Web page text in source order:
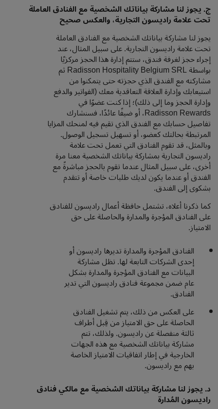
ج. يجوز لنا مشاركة بياناتك الشخصية مع الفنادق العاملة
تحت علامة راديسون التجارية، والعكس صحيح
يجوز لنا مشاركة بياناتك الشخصية مع الفنادق العاملة
تحت علامة راديسون التجارية. على سبيل المثال، عند
إجراء حجز لغرفة فندق، ستتم إدارة هذا الحجز مركزيًا
بواسطة Radisson Hospitality Belgium SRL ثم
مشاركته مع الفندق الذي حجزته حتى يتمكنوا من
استيعابك وإدارة العلاقة التعاقدية معك (الفواتير والدفع
وإدارة الحجز وما إلى ذلك)؛ إذا كنت عضوًا في
Radisson Rewards، أو ضيفًا عائدًا، فسنشارك
تفاصيل حسابك مع الفندق الذي تقيم فيه لمنحك المزايا
المرتبطة بحالتك كعضو، أو تسهيل تسجيل الوصول.
وبالمثل، قد تقوم الفنادق التي تعمل تحت علامة
راديسون التجارية بمشاركة بياناتك الشخصية معنا مرة
أخرى، على سبيل المثال عندما تقوم بالحجز مباشرةً مع
الفندق أو عندما يكون لديك طلبات خاصة أو تتقدم
بشكوى إلى الفندق.
كما ذكرنا أعلاه، تشتمل حافظة أعمال راديسون للفنادق
على الفنادق المؤجرة والمدارة والحاصلة على حق
الامتياز.
الفنادق المؤجرة والمدارة تديرها راديسون أو
إحدى الشركات التابعة لها. تظل مشاركة
البيانات مع الفنادق المؤجرة والمدارة بشكل
عام ضمن مجموعة فنادق راديسون التي تدير
الفنادق.
على العكس من ذلك، يتم تشغيل الفنادق
الحاصلة على حق الامتياز من قِبل أطراف
ثالثة منفصلة عن راديسون. ولذلك، تتم
مشاركة بياناتك الشخصية مع هذه الجهات
الخارجية في إطار اتفاقيات الامتياز الخاصة
بهم مع راديسون.
د. يجوز لنا مشاركة بياناتك الشخصية مع مالكي فنادق
راديسون المُدارة